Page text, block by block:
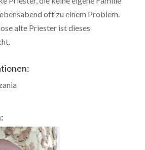
oft zu einem Problem.
alte Priester ist dieses